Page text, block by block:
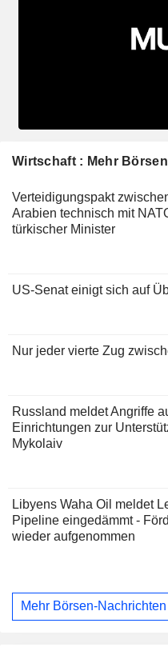
Wirtschaft : Mehr
Verteidigungspakt
Arabien technisch mit
türkischer Minister
US-Senat einigt sich auf
Nur jeder vierte Zug
Russland meldet Angriffe
Einrichtungen zur
Mykolaiv
Libyens Waha Oil meldet
Pipeline eingedämmt -
wieder aufgenommen
Mehr Börsen-Nachrichten